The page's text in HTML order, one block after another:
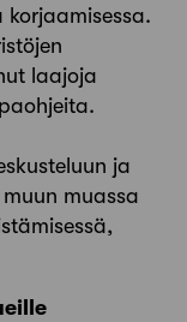
korjaamisessa.
laajoja
ja
muassa